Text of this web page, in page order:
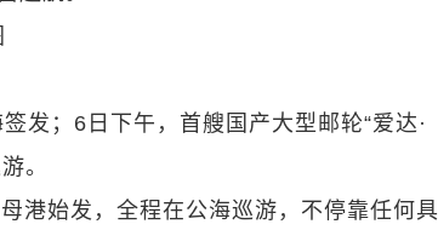
发；6日下午，首艘国产大型邮轮“爱达·
。
港始发，全程在公海巡游，不停靠任何具